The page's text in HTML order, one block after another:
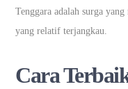
Tenggara adalah surga
yang relatif terjangkau.
Cara